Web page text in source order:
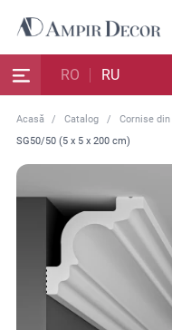
RO RU
Acasă Catalog
Сornise
SG50/50 (5 x 5 x 200 cm)